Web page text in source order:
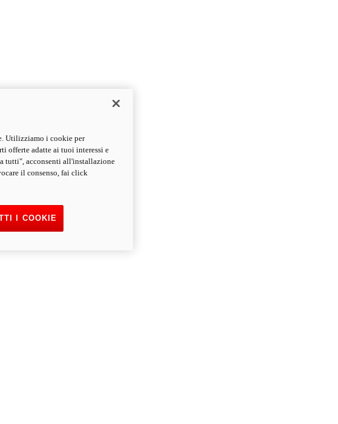
Utilizziamo i cookie per
offerte adatte ai tuoi interessi e
tutti", acconsenti all'installazione
il consenso, fai click
I COOKIE